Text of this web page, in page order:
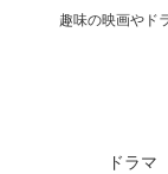
趣味の映画やド
ドラマ